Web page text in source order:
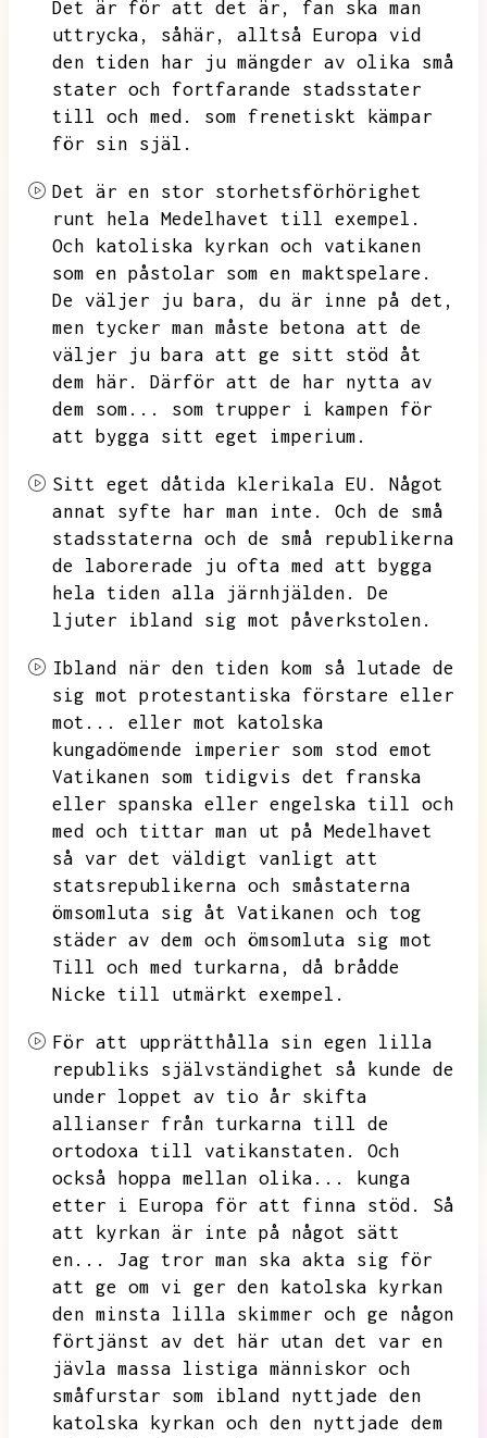
Det är för att det är,
fan ska man
uttrycka,
såhär,
alltså Europa vid
den tiden har ju mängder av olika små
stater och fortfarande stadsstater
till och med.
som frenetiskt kämpar
för sin själ.
Det är en stor storhetsförhörighet
runt hela Medelhavet till exempel.
Och katoliska kyrkan och vatikanen
som en påstolar som en maktspelare.
De väljer ju bara,
du är inne på det,
men tycker man måste betona att de
väljer ju bara att ge sitt stöd åt
dem här.
Därför att de har nytta av
dem som...
som trupper i kampen för
att bygga sitt eget imperium.
Sitt eget dåtida klerikala EU.
Något
annat syfte har man inte.
Och de små
stadsstaterna och de små republikerna
de laborerade ju ofta med att bygga
hela tiden alla järnhjälden.
De
ljuter ibland sig mot påverkstolen.
Ibland när den tiden kom så lutade de
sig mot protestantiska förstare eller
mot...
eller mot katolska
kungadömende imperier som stod emot
Vatikanen som tidigvis det franska
eller spanska eller engelska till och
med och tittar man ut på Medelhavet
så var det väldigt vanligt att
statsrepublikerna och småstaterna
ömsomluta sig åt Vatikanen och tog
städer av dem och ömsomluta sig mot
Till och med turkarna,
då brådde
Nicke till utmärkt exempel.
För att upprätthålla sin egen lilla
republiks självständighet så kunde de
under loppet av tio år skifta
allianser från turkarna till de
ortodoxa till vatikanstaten.
Och
också hoppa mellan olika...
kunga
etter i Europa för att finna stöd.
Så
att kyrkan är inte på något sätt
en...
Jag tror man ska akta sig för
att ge om vi ger den katolska kyrkan
den minsta lilla skimmer och ge någon
förtjänst av det här utan det var en
jävla massa listiga människor och
småfurstar som ibland
nyttjade den
katolska kyrkan och den nyttjade dem